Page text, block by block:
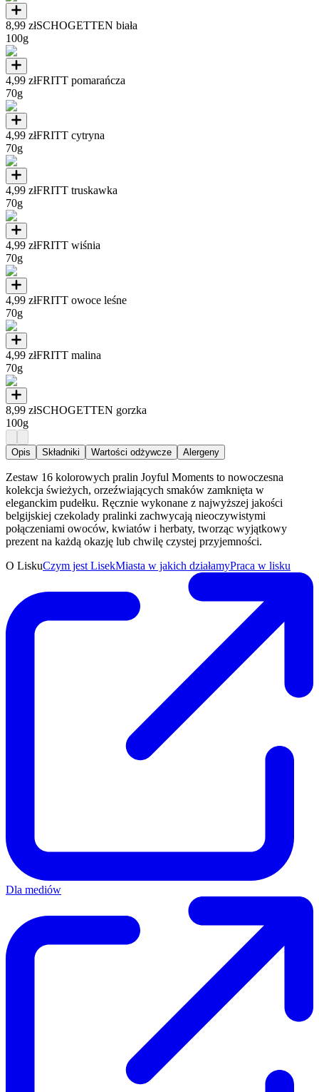
8,99 złSCHOGETTEN biała
100g
4,99 złFRITT pomarańcza
70g
4,99 złFRITT cytryna
70g
4,99 złFRITT truskawka
70g
4,99 złFRITT wiśnia
70g
4,99 złFRITT owoce leśne
70g
4,99 złFRITT malina
70g
8,99 złSCHOGETTEN gorzka
100g
Opis Składniki Wartości odżywcze Alergeny
Zestaw 16 kolorowych pralin Joyful Moments to nowoczesna
kolekcja świeżych, orzeźwiających smaków zamknięta w
eleganckim pudełku. Ręcznie wykonane z najwyższej jakości
belgijskiej czekolady pralinki zachwycają nieoczywistymi
połączeniami owoców, kwiatów i herbaty, tworząc wyjątkowy
prezent na każdą okazję lub chwilę czystej przyjemności.
O LiskuCzym jest LisekMiasta w jakich działamyPraca w lisku
Dla mediów